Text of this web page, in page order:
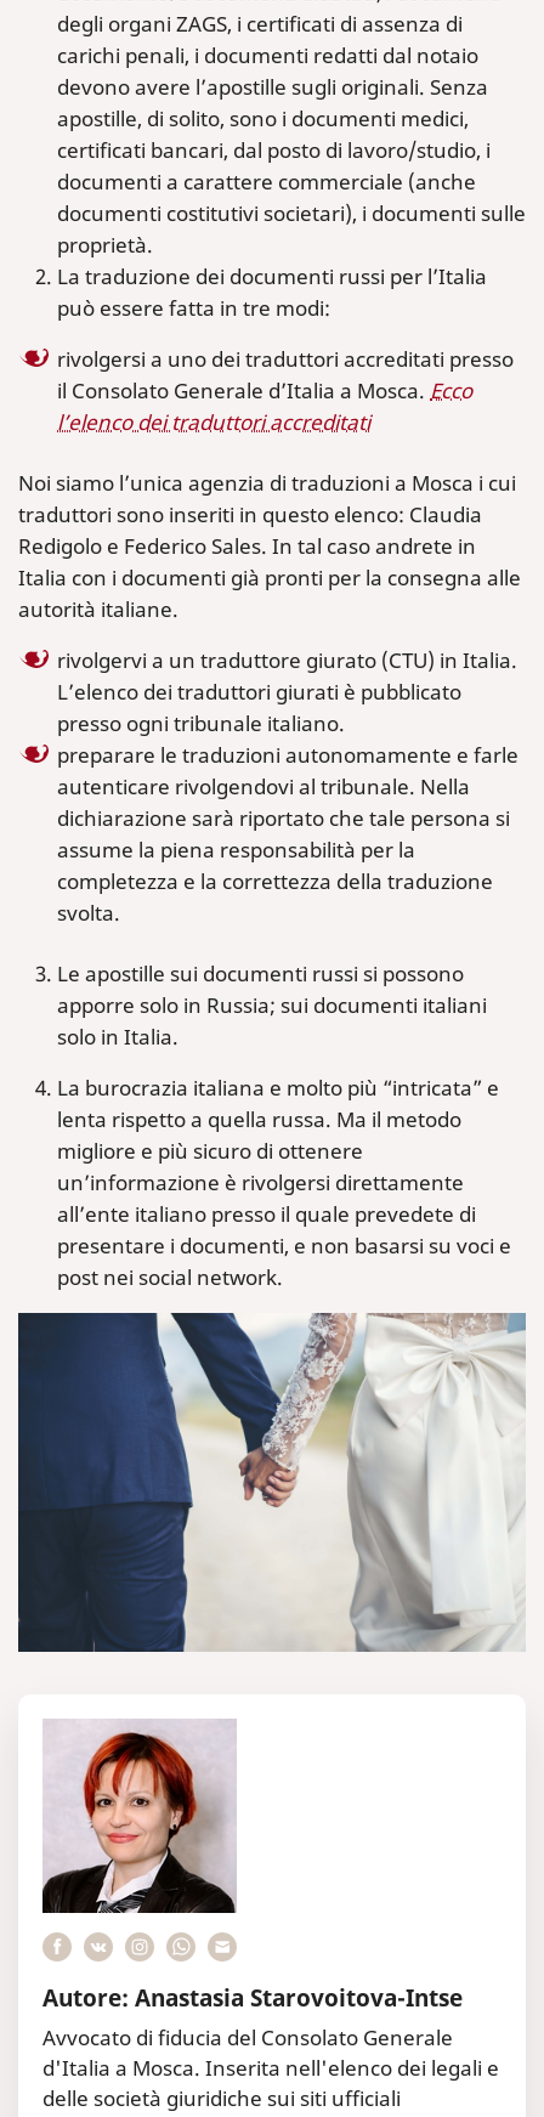
degli organi ZAGS, i certificati di assenza di
carichi penali, i documenti redatti dal notaio
devono avere l’apostille sugli originali. Senza
apostille, di solito, sono i documenti medici,
certificati bancari, dal posto di lavoro/studio, i
documenti a carattere commerciale (anche
documenti costitutivi societari), i documenti sulle
proprietà.
La traduzione dei documenti russi per l’Italia
può essere fatta in tre modi:
rivolgersi a uno dei traduttori accreditati presso
il Consolato Generale d’Italia a Mosca. Ecco
l’elenco dei traduttori accreditati
Noi siamo l’unica agenzia di traduzioni a Mosca i cui
traduttori sono inseriti in questo elenco: Claudia
Redigolo e Federico Sales. In tal caso andrete in
Italia con i documenti già pronti per la consegna alle
autorità italiane.
rivolgervi a un traduttore giurato (CTU) in Italia.
L’elenco dei traduttori giurati è pubblicato
presso ogni tribunale italiano.
preparare le traduzioni autonomamente e farle
autenticare rivolgendovi al tribunale. Nella
dichiarazione sarà riportato che tale persona si
assume la piena responsabilità per la
completezza e la correttezza della traduzione
svolta.
Le apostille sui documenti russi si possono
apporre solo in Russia; sui documenti italiani
solo in Italia.
La burocrazia italiana e molto più “intricata” e
lenta rispetto a quella russa. Ma il metodo
migliore e più sicuro di ottenere
un’informazione è rivolgersi direttamente
all’ente italiano presso il quale prevedete di
presentare i documenti, e non basarsi su voci e
post nei social network.
Autore: Anastasia Starovoitova-Intse
Avvocato di fiducia del Consolato Generale
d'Italia a Mosca. Inserita nell'elenco dei legali e
delle società giuridiche sui siti ufficiali